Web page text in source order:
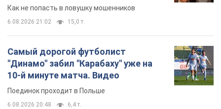
Как не попасть в ловушку мошенников
6.08.2026 21:02 15,0 т.
Самый дорогой футболист
"Динамо" забил "Карабаху" уже на
10-й минуте матча. Видео
Поединок проходит в Польше
6.08.2026 20:48 6,4 т.